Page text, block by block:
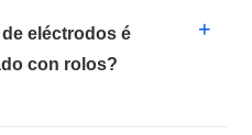
eléctrodos é
con rolos?
+